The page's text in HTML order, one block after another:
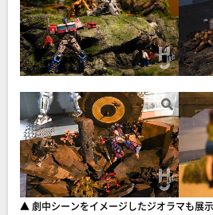
▲ 劇中シーンをイメージしたジオラマも展